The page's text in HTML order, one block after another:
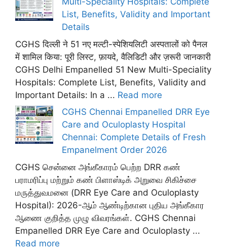
List, Benefits, Validity and Important
Details
CGHS दिल्ली ने 51 नए मल्टी-स्पेशियलिटी अस्पतालों को पैनल
में शामिल किया: पूरी लिस्ट, फ़ायदे, वैलिडिटी और ज़रूरी जानकारी
CGHS Delhi Empanelled 51 New Multi-Speciality
Hospitals: Complete List, Benefits, Validity and
Important Details: In a ... Read more
CGHS Chennai Empanelled DRR Eye
Care and Oculoplasty Hospital
Chennai: Complete Details of Fresh
Empanelment Order 2026
CGHS சென்னை அங்கீகாரம் பெற்ற DRR கண்
பராமரிப்பு மற்றும் கண் பிளாஸ்டிக் அறுவை சிகிச்சை
மருத்துவமனை (DRR Eye Care and Oculoplasty
Hospital): 2026-ஆம் ஆண்டிற்கான புதிய அங்கீகார
ஆணை குறித்த முழு விவரங்கள். CGHS Chennai
Empanelled DRR Eye Care and Oculoplasty ...
Read more